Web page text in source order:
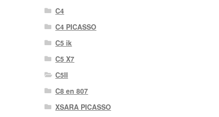
C4
C4 PICASSO
C5 ik
C5 X7
C5II
C8 en 807
XSARA PICASSO